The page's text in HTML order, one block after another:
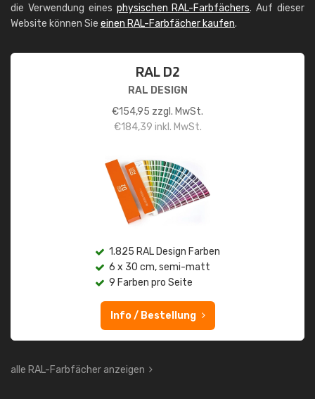
die Verwendung eines physischen RAL-Farbfächers. Auf dieser
Website können Sie einen RAL-Farbfächer kaufen.
RAL D2
RAL DESIGN
€154,95 zzgl. MwSt.
€184,39 inkl. MwSt.
1.825 RAL Design Farben
6 x 30 cm, semi-matt
9 Farben pro Seite
Info / Bestellung
alle RAL-Farbfächer anzeigen